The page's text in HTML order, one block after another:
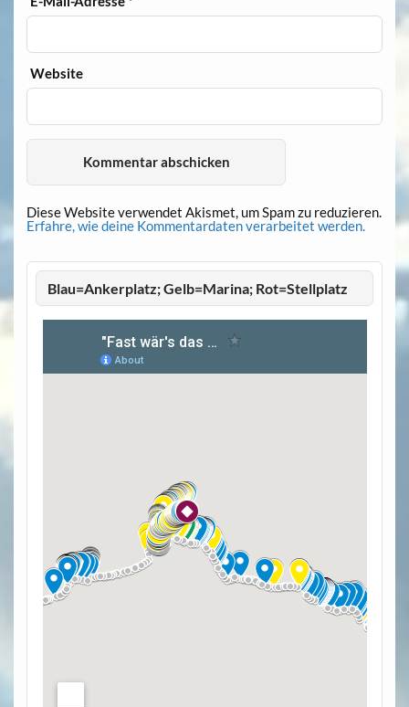
Website
Diese Website verwendet Akismet, um Spam zu reduzieren.
Erfahre, wie deine Kommentardaten verarbeitet werden.
Blau=Ankerplatz; Gelb=Marina; Rot=Stellplatz